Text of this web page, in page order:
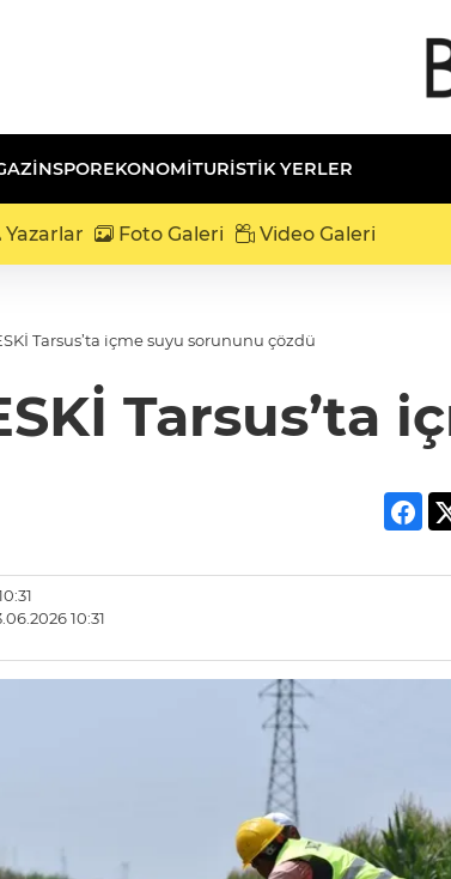
SPOREKONOMİTURISTIK YERLER
Yazarlar Foto Galeri Video Galeri
Tarsus’ta içme suyu sorununu çözdü
Tarsus’ta
10:31